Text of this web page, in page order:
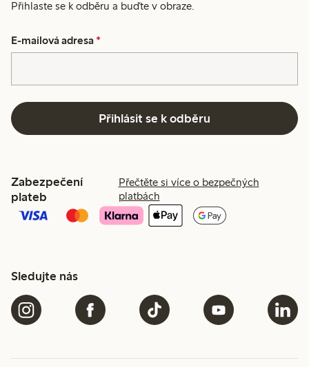
Přihlaste se k odběru a buďte v obraze.
E-mailová adresa *
Přihlásit se k odběru
Zabezpečení
plateb
Přečtěte si více o bezpečných
platbách
Sledujte nás